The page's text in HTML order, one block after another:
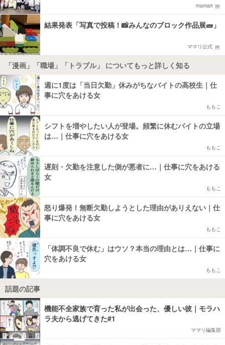
mamari
結果発表「写真で投稿！📸みんなのブロック作品展🧱」
ママリ公式
「漫画」「職場」「トラブル」 についてもっと詳しく知る
週に1度は「当日欠勤」休みがちなバイトの高校生｜仕
事に穴をあける女
ももこ
シフトを増やしたい人が登場。頻繁に休むバイトの立場
は…｜仕事に穴をあける女
ももこ
遅刻・欠勤を注意した側が悪者に…｜仕事に穴をあける
女
ももこ
怒り爆発！無断欠勤しようとした理由がありえない｜仕
事に穴をあける女
ももこ
「体調不良で休む」はウソ？本当の理由とは…｜仕事に
穴をあける女
ももこ
話題の記事
機能不全家族で育った私が出会った、優しい彼｜モラハ
ラ夫から逃げてきた#1
ママリ編集部